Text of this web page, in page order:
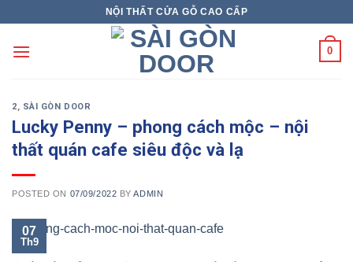
content
NỘI THẤT CỬA GỖ CAO CẤP
0
2, SÀI GÒN DOOR
Lucky Penny – phong cách mộc – nội
thất quán cafe siêu độc và lạ
POSTED ON 07/09/2022 BYADMIN
07
Th9